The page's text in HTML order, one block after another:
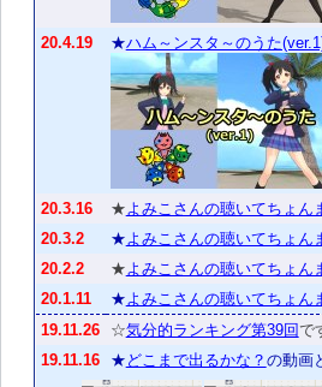
20.4.19 ★ハム～ンスタ～のうた
20.3.16 ★よみこさんの聴いてちょん
20.3.2
★よみこさんの聴いてちょん
20.2.2
★よみこさんの聴いてちょん
20.1.11
★よみこさんの聴いてちょん
19.11.26
☆気分的ランキング第39回で
19.11.16
★ どこまで出るかな？ の動画